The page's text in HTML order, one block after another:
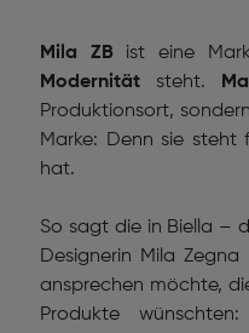
Mila ZBist eine
Modernität steht.
Produktionsort,
Marke: Denn sie steht
hat.
So sagt die in Biella –
Designerin Mila
ansprechen möchte,
Produkte